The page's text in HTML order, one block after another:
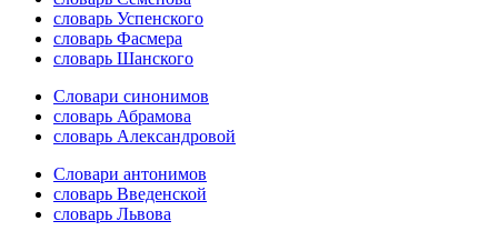
словарь Успенского
словарь Фасмера
словарь Шанского
Словари синонимов
словарь Абрамова
словарь Александровой
Словари антонимов
словарь Введенской
словарь Львова